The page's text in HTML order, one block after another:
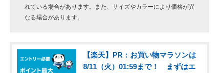
れている場合があります。また、サイズやカラーにより価格が異
なる場合があります。
【楽天】PR：お買い物マラソンは
8/11（火）01:59まで！ まずはエ